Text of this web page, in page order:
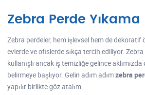
Zebra Perde Yıkama
Zebra perdeler, hem işlevsel hem de dekoratif
evlerde ve ofislerde sıkça tercih ediliyor.
kullanışlı ancak iş temizliğe gelince
belirmeye başlıyor. Gelin adım adımzebra
yapılır birlikte göz atalım.